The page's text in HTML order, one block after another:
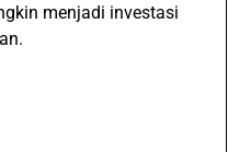
menjadi investasi